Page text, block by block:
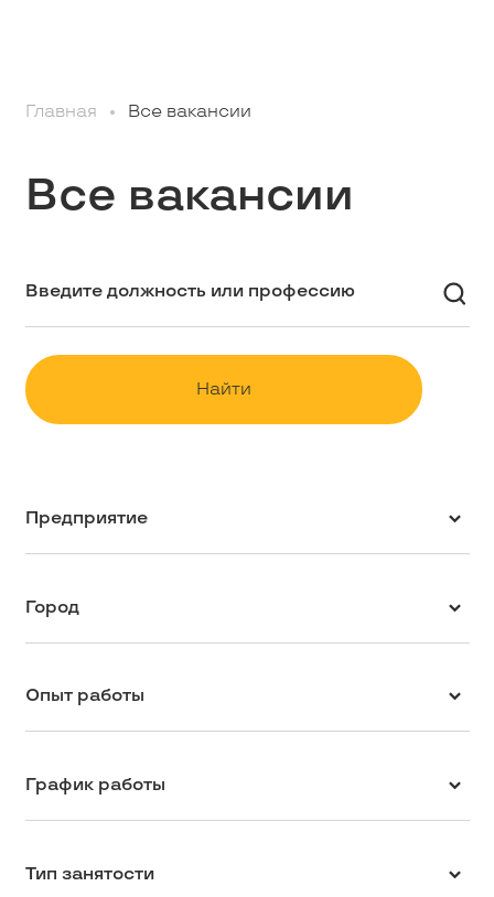
Студентам
Школьникам
Контакты
Главная Все вакансии
Все вакансии
Найти
Предприятие
Город
Опыт работы
График работы
Тип занятости